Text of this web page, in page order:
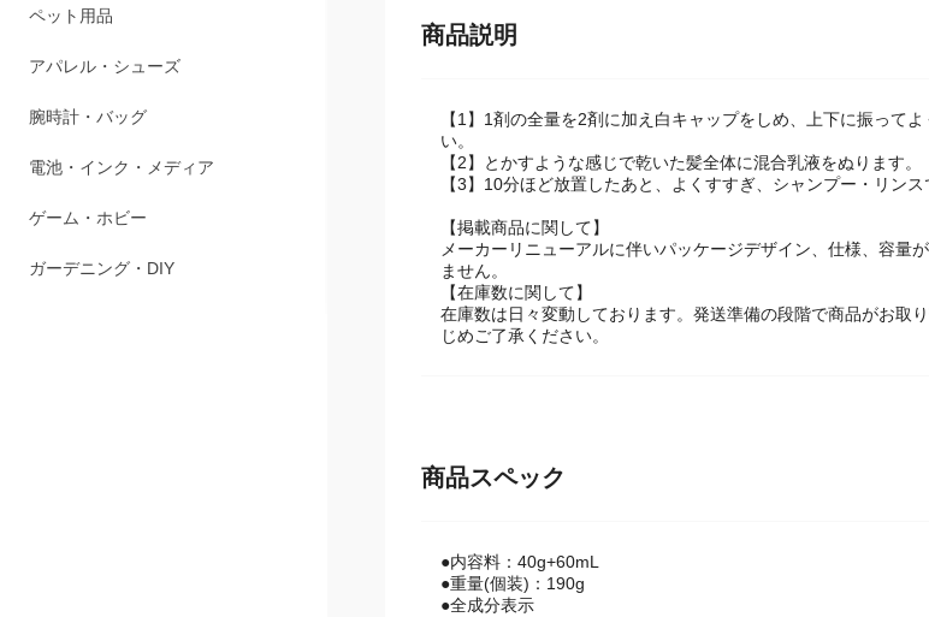
スマホ/PCアクセサリ
【1】1剤の全量を2剤に加え白キャップをしめ、上下に振って
い。
【2】とかすような感じで乾いた髪全体に混合乳液をぬります。
【掲載商品に関して】
メーカーリニューアルに伴いパッケージデザイン、仕様、容量
ません。
【在庫数に関して】
在庫数は日々変動しております。発送準備の段階で商品がお取
●内容料：40g+60mL
●重量(個装)：190g